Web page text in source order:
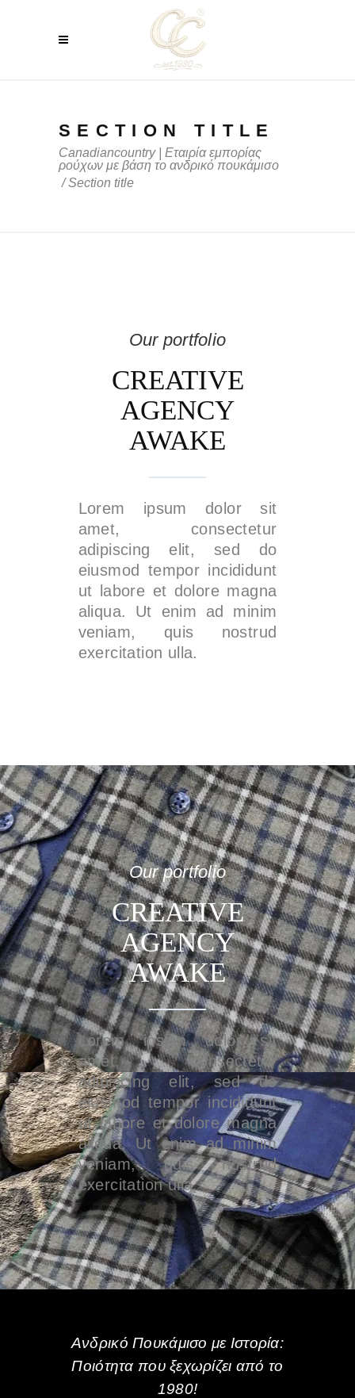
SECTION TITLE
Canadiancountry | Εταιρία εμπορίας
ρούχων με βάση το ανδρικό πουκάμισο
/Section title
Our portfolio
CREATIVE
AGENCY
AWAKE
Lorem ipsum dolor sit
amet, consectetur
adipiscing elit, sed do
eiusmod tempor incididunt
ut labore et dolore magna
aliqua. Ut enim ad minim
veniam, quis nostrud
exercitation ulla.
Our portfolio
CREATIVE
AGENCY
AWAKE
Lorem ipsum dolor sit
amet, consectetur
adipiscing elit, sed do
eiusmod tempor incididunt
ut labore et dolore magna
aliqua. Ut enim ad minim
veniam, quis nostrud
exercitation ulla.
Ανδρικό Πουκάμισο με Ιστορία:
Ποιότητα που ξεχωρίζει από το
1980!